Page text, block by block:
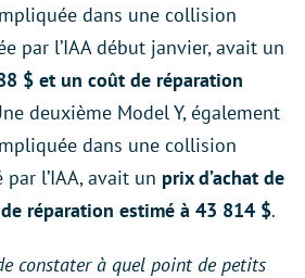
dans une collision
par l’IAA début janvier, avait un
$ et un coût de réparation
deuxième Model Y, également
dans une collision
l’IAA, avait un prix d’achat de
réparation estimé à 43 814 $.
constater à quel point de petits